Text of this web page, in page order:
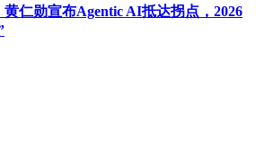
仁勋宣布Agentic AI抵达拐点，2026